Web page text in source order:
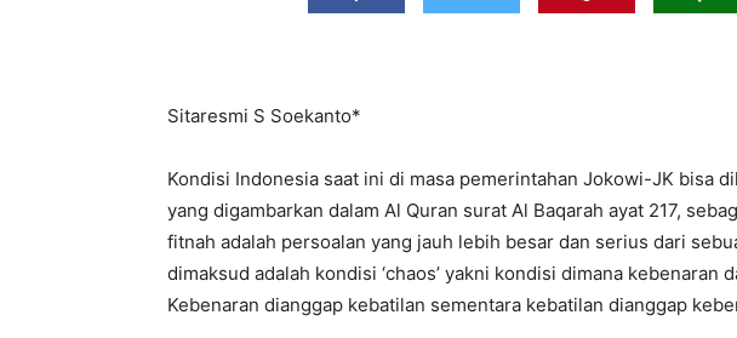
Sitaresmi S Soekanto*
Kondisi Indonesia saat ini di masa pemerintahan Jokowi-JK bisa
yang digambarkan dalam Al Quran surat Al Baqarah ayat 217,
fitnah adalah persoalan yang jauh lebih besar dan serius dari
dimaksud adalah kondisi ‘chaos’ yakni kondisi dimana kebenaran
Kebenaran dianggap kebatilan sementara kebatilan dianggap